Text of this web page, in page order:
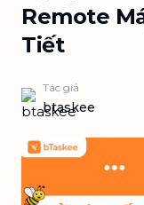
Remote
Tiết
Tác giả
btaskee